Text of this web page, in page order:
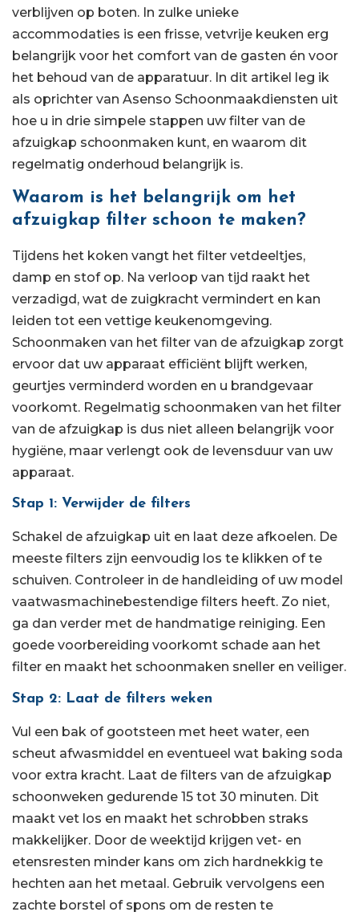
verblijven op boten. In zulke unieke
accommodaties is een frisse, vetvrije keuken erg
belangrijk voor het comfort van de gasten én voor
het behoud van de apparatuur. In dit artikel leg ik
als oprichter van Asenso Schoonmaakdiensten uit
hoe u in drie simpele stappen uw filter van de
afzuigkap schoonmaken kunt, en waarom dit
regelmatig onderhoud belangrijk is.
Waarom is het belangrijk om het
afzuigkap filter schoon te maken?
Tijdens het koken vangt het filter vetdeeltjes,
damp en stof op. Na verloop van tijd raakt het
verzadigd, wat de zuigkracht vermindert en kan
leiden tot een vettige keukenomgeving.
Schoonmaken van het filter van de afzuigkap zorgt
ervoor dat uw apparaat efficiënt blijft werken,
geurtjes verminderd worden en u brandgevaar
voorkomt. Regelmatig schoonmaken van het filter
van de afzuigkap is dus niet alleen belangrijk voor
hygiëne, maar verlengt ook de levensduur van uw
apparaat.
Stap 1: Verwijder de filters
Schakel de afzuigkap uit en laat deze afkoelen. De
meeste filters zijn eenvoudig los te klikken of te
schuiven. Controleer in de handleiding of uw model
vaatwasmachinebestendige filters heeft. Zo niet,
ga dan verder met de handmatige reiniging. Een
goede voorbereiding voorkomt schade aan het
filter en maakt het schoonmaken sneller en veiliger.
Stap 2: Laat de filters weken
Vul een bak of gootsteen met heet water, een
scheut afwasmiddel en eventueel wat baking soda
voor extra kracht. Laat de filters van de afzuigkap
schoonweken gedurende 15 tot 30 minuten. Dit
maakt vet los en maakt het schrobben straks
makkelijker. Door de weektijd krijgen vet- en
etensresten minder kans om zich hardnekkig te
hechten aan het metaal. Gebruik vervolgens een
zachte borstel of spons om de resten te